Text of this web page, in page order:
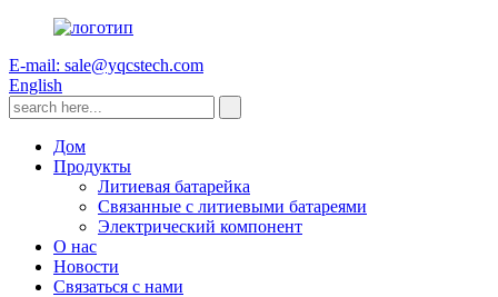
E-mail: sale@yqcstech.com
English
Дом
Продукты
Литиевая батарейка
Связанные с литиевыми батареями
Электрический компонент
О нас
Новости
Связаться с нами